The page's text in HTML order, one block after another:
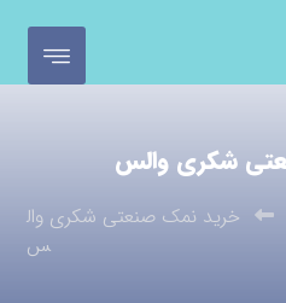
شکری والس
خرید نمک صنعتی شکری وال
س